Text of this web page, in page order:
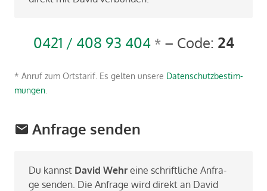
0421 / 408 93 404 *– Code: 24
* Anruf zum Orts­ta­rif. Es gel­ten un­se­re Da­ten­schutz­be­stim­
mun­gen
Anfrage senden
Du kannst David Wehr eine schrift­li­che An­fra­
ge sen­den. Die An­fra­ge wird di­rekt an David